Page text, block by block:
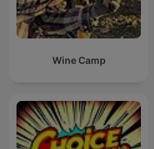
Wine Camp